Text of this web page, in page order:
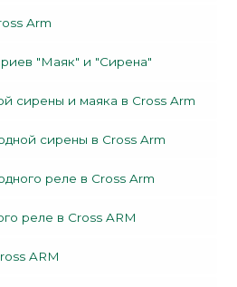
Arm
"Маяк" и "Сирена"
сирены и маяка в Cross Arm
сирены в Cross Arm
реле в Cross Arm
реле в Cross ARM
ARM